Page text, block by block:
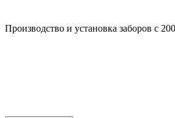
Производство и установка заборов с